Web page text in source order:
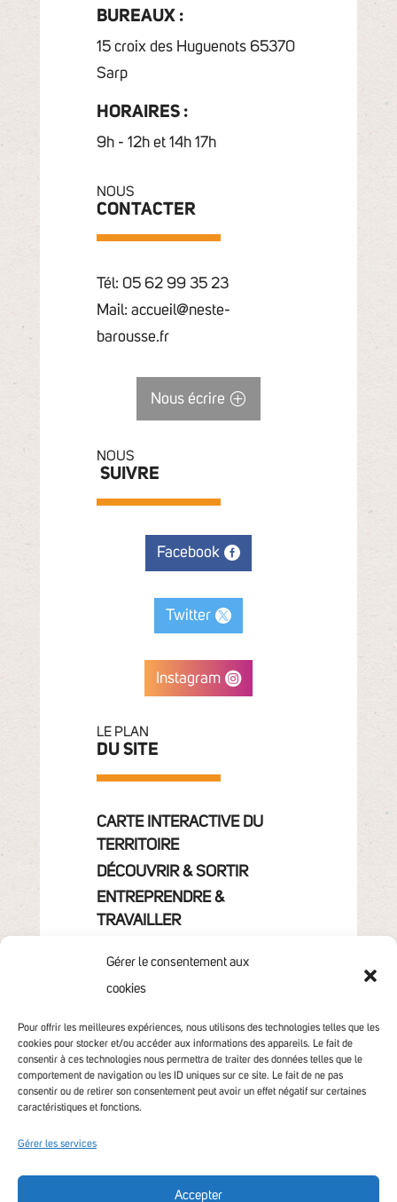
Gérer le consentement aux
cookies
Pour offrir les meilleures expériences, nous utilisons des technologies telles que les
cookies pour stocker et/ou accéder aux informations des appareils. Le fait de
consentir à ces technologies nous permettra de traiter des données telles que le
comportement de navigation ou les ID uniques sur ce site. Le fait de ne pas
consentir ou de retirer son consentement peut avoir un effet négatif sur certaines
caractéristiques et fonctions.
Gérer les services
Accepter
BUREAUX :
15 croix des Huguenots 65370
Sarp
HORAIRES :
9h - 12h et 14h 17h
NOUS
CONTACTER
Tél: 05 62 99 35 23
Mail: accueil@neste-
barousse.fr
Nous écrire
NOUS
SUIVRE
Facebook
Twitter
Instagram
LE PLAN
DU SITE
CARTE INTERACTIVE DU
TERRITOIRE
DÉCOUVRIR & SORTIR
ENTREPRENDRE &
TRAVAILLER
CONTACT